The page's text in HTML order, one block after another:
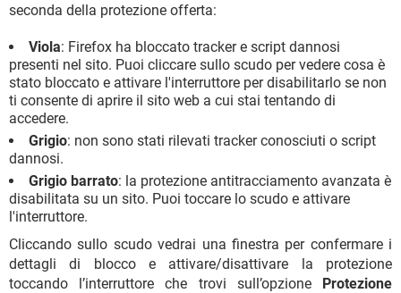
seconda della protezione offerta:
Viola: Firefox ha bloccato tracker e script dannosi
presenti nel sito. Puoi cliccare sullo scudo per vedere cosa è
stato bloccato e attivare l'interruttore per disabilitarlo se non
ti consente di aprire il sito web a cui stai tentando di
accedere.
Grigio: non sono stati rilevati tracker conosciuti o script
dannosi.
Grigio barrato: la protezione antitracciamento avanzata è
disabilitata su un sito. Puoi toccare lo scudo e attivare
l'interruttore.
Cliccando sullo scudo vedrai una finestra per confermare i
dettagli di blocco e attivare/disattivare la protezione
toccando l’interruttore che trovi sull’opzione Protezione